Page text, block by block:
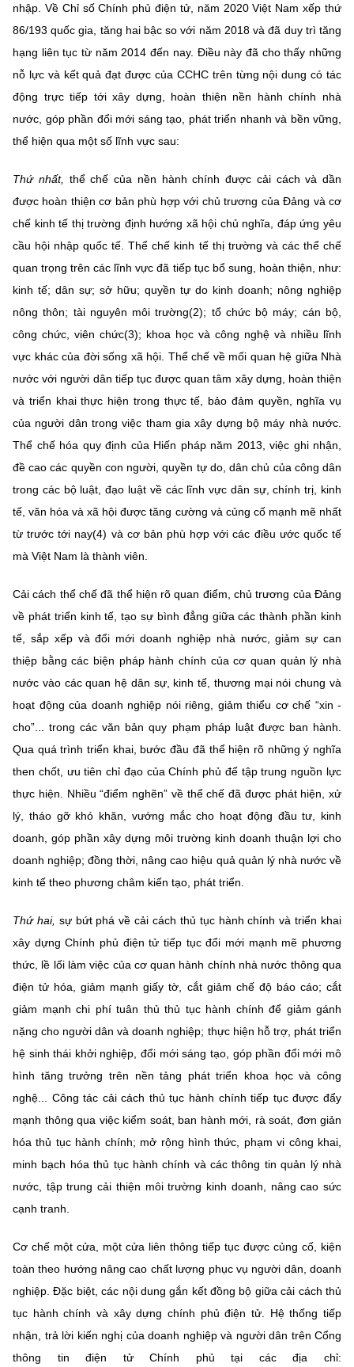
nhập. Về Chỉ số Chính phủ điện tử, năm 2020 Việt Nam xếp thứ
86/193 quốc gia, tăng hai bậc so với năm 2018 và đã duy trì tăng
hạng liên tục từ năm 2014 đến nay. Điều này đã cho thấy những
nỗ lực và kết quả đạt được của CCHC trên từng nội dung có tác
động trực tiếp tới xây dựng, hoàn thiện nền hành chính nhà
nước, góp phần đổi mới sáng tạo, phát triển nhanh và bền vững,
thể hiện qua một số lĩnh vực sau:
Thứ nhất,
thể chế của nền hành chính được cải cách và dần
được hoàn thiện cơ bản phù hợp với chủ trương của Đảng và cơ
chế kinh tế thị trường định hướng xã hội chủ nghĩa, đáp ứng yêu
cầu hội nhập quốc tế. Thể chế kinh tế thị trường và các thể chế
quan trọng trên các lĩnh vực đã tiếp tục bổ sung, hoàn thiện, như:
kinh tế; dân sự; sở hữu; quyền tự do kinh doanh; nông nghiệp
nông thôn; tài nguyên môi trường(2); tổ chức bộ máy; cán bộ,
công chức, viên chức(3); khoa học và công nghệ và nhiều lĩnh
vực khác của đời sống xã hội. Thể chế về mối quan hệ giữa Nhà
nước với người dân tiếp tục được quan tâm xây dựng, hoàn thiện
và triển khai thực hiện trong thực tế, bảo đảm quyền, nghĩa vụ
của người dân trong việc tham gia xây dựng bộ máy nhà nước.
Thể chế hóa quy định của Hiến pháp năm 2013, việc ghi nhận,
đề cao các quyền con người, quyền tự do, dân chủ của công dân
trong các bộ luật, đạo luật về các lĩnh vực dân sự, chính trị, kinh
tế, văn hóa và xã hội được tăng cường và củng cố mạnh mẽ nhất
từ trước tới nay(4) và cơ bản phù hợp với các điều ước quốc tế
mà Việt Nam là thành viên.
Cải cách thể chế đã thể hiện rõ quan điểm, chủ trương của Đảng
về phát triển kinh tế, tạo sự bình đẳng giữa các thành phần kinh
tế, sắp xếp và đổi mới doanh nghiệp nhà nước, giảm sự can
thiệp bằng các biện pháp hành chính của cơ quan quản lý nhà
nước vào các quan hệ dân sự, kinh tế, thương mại nói chung và
hoạt động của doanh nghiệp nói riêng, giảm thiểu cơ chế “xin -
cho”... trong các văn bản quy phạm pháp luật được ban hành.
Qua quá trình triển khai, bước đầu đã thể hiện rõ những ý nghĩa
then chốt, ưu tiên chỉ đạo của Chính phủ để tập trung nguồn lực
thực hiện. Nhiều “điểm nghẽn” về thể chế đã được phát hiện, xử
lý, tháo gỡ khó khăn, vướng mắc cho hoạt động đầu tư, kinh
doanh, góp phần xây dựng môi trường kinh doanh thuận lợi cho
doanh nghiệp; đồng thời, nâng cao hiệu quả quản lý nhà nước về
kinh tế theo phương châm kiến tạo, phát triển.
Thứ hai, sự bứt phá về cải cách thủ tục hành chính và triển khai
xây dựng Chính phủ điện tử tiếp tục đổi mới mạnh mẽ phương
thức, lề lối làm việc của cơ quan hành chính nhà nước thông qua
điện tử hóa, giảm mạnh giấy tờ, cắt giảm chế độ báo cáo; cắt
giảm mạnh chi phí tuân thủ thủ tục hành chính để giảm gánh
nặng cho người dân và doanh nghiệp; thực hiện hỗ trợ, phát triển
hệ sinh thái khởi nghiệp, đổi mới sáng tạo, góp phần đổi mới mô
hình tăng trưởng trên nền tảng phát triển khoa học và công
nghệ... Công tác cải cách thủ tục hành chính tiếp tục được đẩy
mạnh thông qua việc kiểm soát, ban hành mới, rà soát, đơn giản
hóa thủ tục hành chính; mở rộng hình thức, phạm vi công khai,
minh bạch hóa thủ tục hành chính và các thông tin quản lý nhà
nước, tập trung cải thiện môi trường kinh doanh, nâng cao sức
cạnh tranh.
Cơ chế một cửa, một cửa liên thông tiếp tục được củng cố, kiện
toàn theo hướng nâng cao chất lượng phục vụ người dân, doanh
nghiệp. Đặc biệt, các nội dung gắn kết đồng bộ giữa cải cách thủ
tục hành chính và xây dựng chính phủ điện tử. Hệ thống tiếp
nhận, trả lời kiến nghị của doanh nghiệp và người dân trên Cổng
thông tin điện tử Chính phủ tại các địa chỉ: